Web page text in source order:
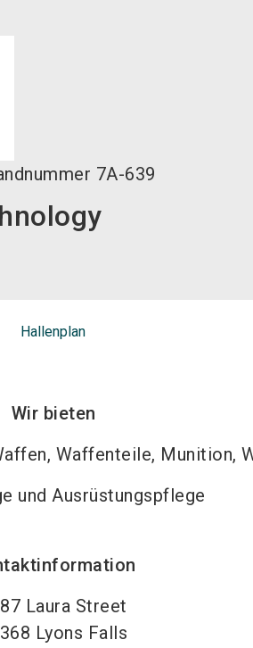
7A-639
Hallenplan
Wir bieten
Waffenteile, Munition,
und Ausrüstungspflege
Laura Street
Lyons Falls